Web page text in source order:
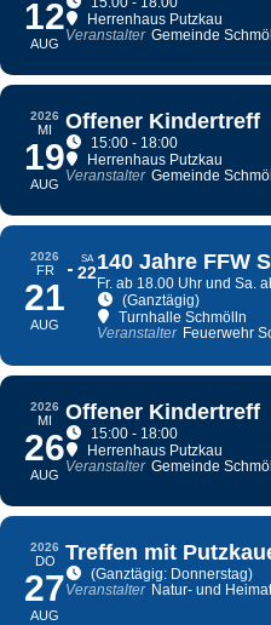
12
AUG
Herrenhaus Putzkau
Veranstalter Gemeinde
2026
MI
19
AUG
Offener Kindertreff
15:00 - 18:00
Herrenhaus Putzkau
Veranstalter Gemeinde
2026
FR
21
AUG
SA
22140 Jahre FFW
Fr. ab 18.00 Uhr und Sa.
(Ganztägig)
Turnhalle Schmölln
Veranstalter Feuerwehr
2026
MI
26
AUG
Offener Kindertreff
15:00 - 18:00
Herrenhaus Putzkau
Veranstalter Gemeinde
2026
DO
27
AUG
Treffen mit
(Ganztägig: Donnerstag)
Veranstalter Natur- und